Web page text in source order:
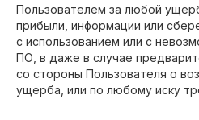
Пользователем за любой
прибыли, информации или
с использованием или с
ПО, в даже в случае
со стороны Пользователя о
ущерба, или по любому иску